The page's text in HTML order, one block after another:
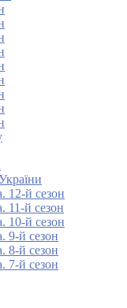
12-й сезон
11-й сезон
10-й сезон
9-й сезон
8-й сезон
7-й сезон